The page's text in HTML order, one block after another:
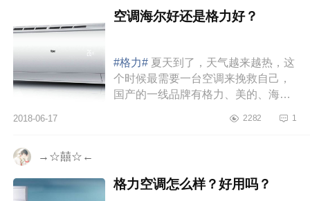
空调海尔好还是格力好？
#格力# 夏天到了，天气越来越热，这
个时候最需要一台空调来挽救自己，
国产的一线品牌有格力、美的、海
价机不管从性能、质量到耗电都是...
2018-06-17 2282 1
→☆囍☆←
格力空调怎么样？好用吗？